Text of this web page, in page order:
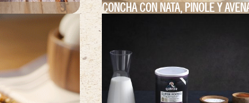
CONCHA CON NATA, PINOLE Y